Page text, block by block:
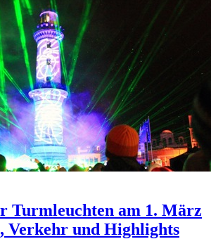
Turmleuchten am 1. März
Verkehr und Highlights